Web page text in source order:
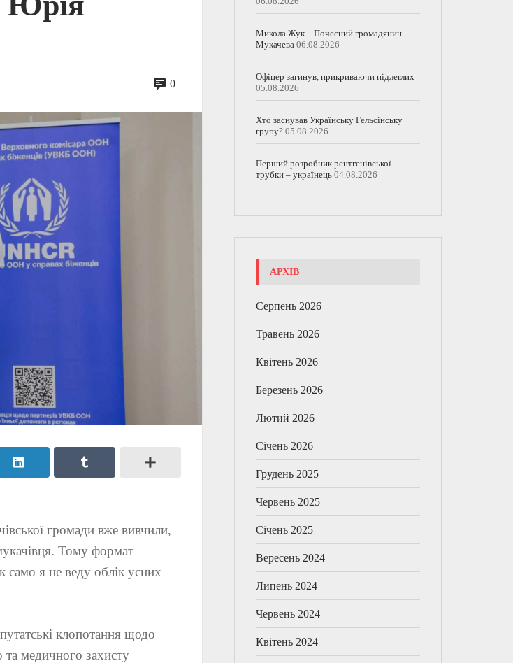
0
громади вже вивчили,
Тому формат
я не веду облік усних
клопотання щодо
та медичного захисту
Микола Жук – Почесний громадянин
Мукачева 06.08.2026
Офіцер загинув, прикриваючи підлеглих
05.08.2026
Хто заснував Українську Гельсінську
групу? 05.08.2026
Перший розробник рентгенівської
трубки – українець 04.08.2026
АРХІВ
Серпень 2026
Травень 2026
Квітень 2026
Березень 2026
Лютий 2026
Січень 2026
Грудень 2025
Червень 2025
Січень 2025
Вересень 2024
Липень 2024
Червень 2024
Квітень 2024